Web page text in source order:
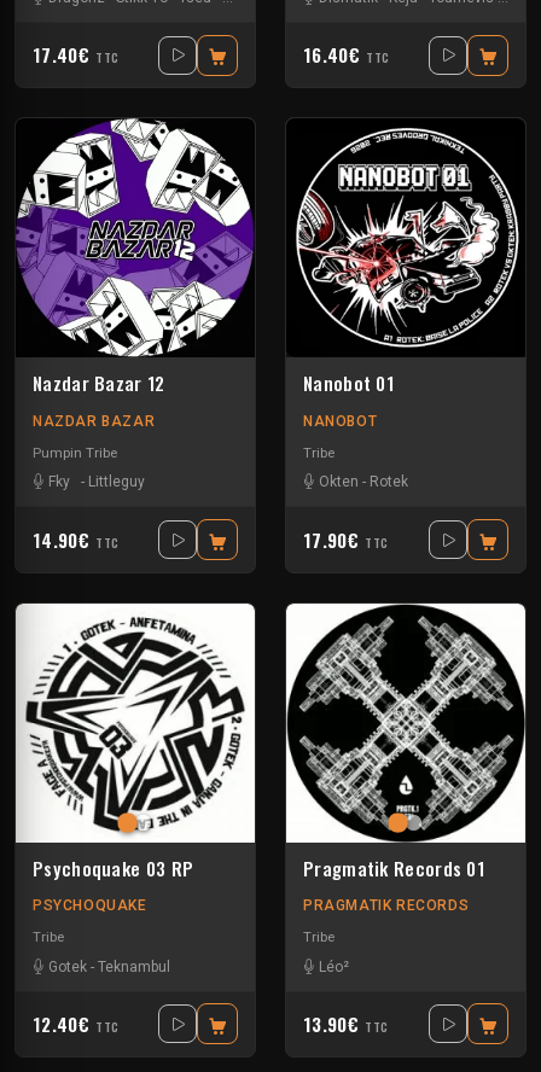
17.40€ TTC 16.40€ TTC
Nazdar Bazar 12
NAZDAR BAZAR
Pumpin Tribe
Fky
- Littleguy
14.90€ TTC
Nanobot 01
NANOBOT
Tribe
Okten - Rotek
17.90€ TTC
Psychoquake 03 RP
PSYCHOQUAKE
Tribe
Gotek - Teknambul
12.40€ TTC
Pragmatik Records 01
PRAGMATIK RECORDS
Tribe
Léo²
13.90€ TTC